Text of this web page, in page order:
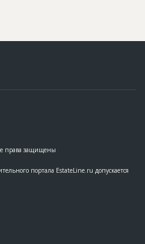
права защищены
портала EstateLine.ru допускается